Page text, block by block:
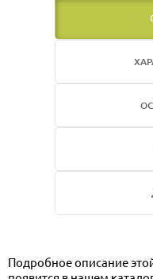
Подробное описание